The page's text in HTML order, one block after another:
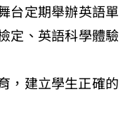
台定期舉辦英語單
定、英語科學體驗
，建立學生正確的